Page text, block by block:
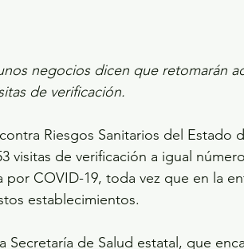
negocios dicen que retomarán
de verificación.
Riesgos Sanitarios del Estado
visitas de verificación a igual
por COVID-19, toda vez que en la
establecimientos.
Secretaría de Salud estatal, que